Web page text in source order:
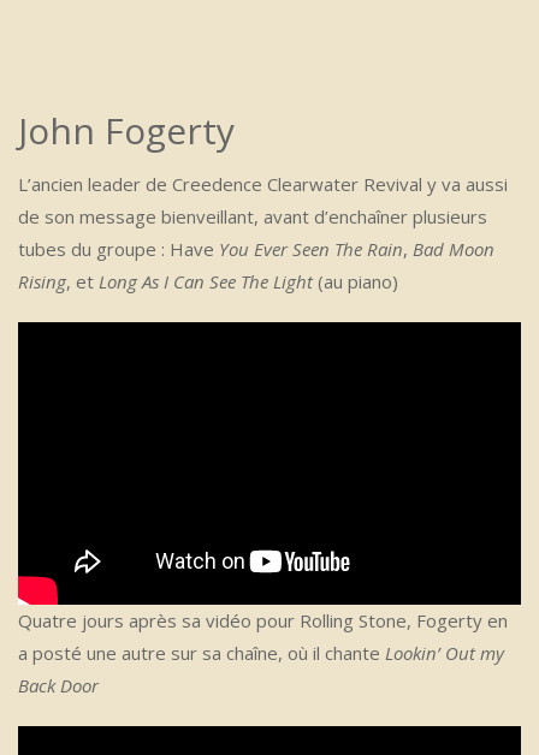
John Fogerty
L’ancien leader de Creedence Clearwater Revival y va aussi
de son message bienveillant, avant d’enchaîner plusieurs
tubes du groupe : Have You Ever Seen The Rain, Bad Moon
Rising, et Long As I Can See The Light(au piano)
Quatre jours après sa vidéo pour Rolling Stone, Fogerty en
a posté une autre sur sa chaîne, où il chante Lookin’ Out my
Back Door